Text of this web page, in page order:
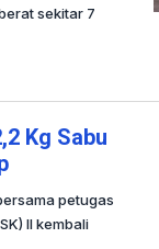
sekitar 7
Kg Sabu
petugas
II kembali